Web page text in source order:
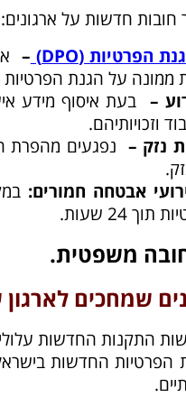
הפרטיות(DPO)
–
ממונה על הגנת
–בעת איסוף מידע
וזכויותיהם.
נזק –
אבטחה חמורים:
24 שעות.
משפטית.
שמחכים
התקנות החדשות
הפרטיות החדשות